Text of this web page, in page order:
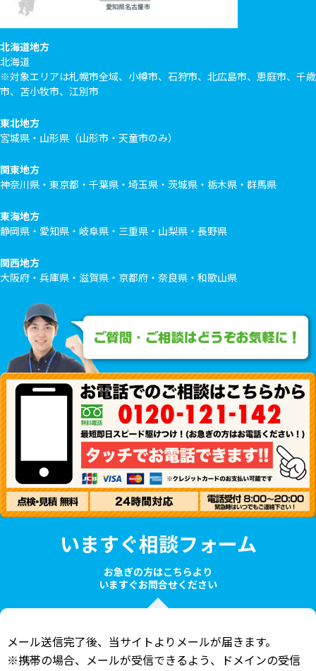
北海道地方
北海道
※対象エリアは札幌市全域、小樽市、石狩市、北広島市、恵庭市、千歳
市、苫小牧市、江別市
東北地方
宮城県・山形県（山形市・天童市のみ）
関東地方
神奈川県・東京都・千葉県・埼玉県・茨城県・栃木県・群馬県
東海地方
静岡県・愛知県・岐阜県・三重県・山梨県・長野県
関西地方
大阪府・兵庫県・滋賀県・京都府・奈良県・和歌山県
いますぐ相談フォーム
お急ぎの方はこちらより
いますぐお問合せください
メール送信完了後、当サイトよりメールが届きます。
※携帯の場合、メールが受信できるよう、ドメインの受信